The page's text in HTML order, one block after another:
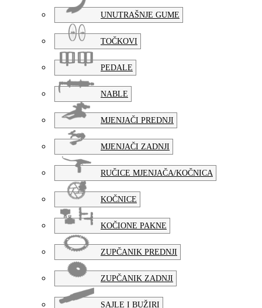
UNUTRAŠNJE GUME
TOČKOVI
PEDALE
NABLE
MJENJAČI PREDNJI
MJENJAČI ZADNJI
RUČICE MJENJAČA/KOČNICA
KOČNICE
KOČIONE PAKNE
ZUPČANIK PREDNJI
ZUPČANIK ZADNJI
SAJLE I BUŽIRI